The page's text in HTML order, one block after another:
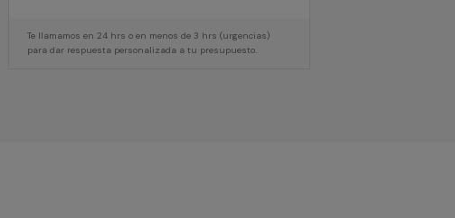
Te llamamos en 24 hrs o en menos de 3 hrs (urgencias)
para dar respuesta personalizada a tu presupuesto.